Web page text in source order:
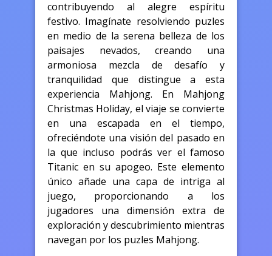
contribuyendo al alegre espíritu
festivo. Imagínate resolviendo puzles
en medio de la serena belleza de los
paisajes nevados, creando una
armoniosa mezcla de desafío y
tranquilidad que distingue a esta
experiencia Mahjong. En Mahjong
Christmas Holiday, el viaje se convierte
en una escapada en el tiempo,
ofreciéndote una visión del pasado en
la que incluso podrás ver el famoso
Titanic en su apogeo. Este elemento
único añade una capa de intriga al
juego, proporcionando a los
jugadores una dimensión extra de
exploración y descubrimiento mientras
navegan por los puzles Mahjong.